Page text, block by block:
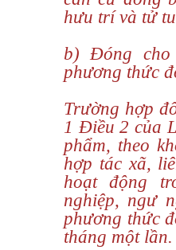
hưu trí và tử
b) Đóng cho
phương thức
Trường hợp
1 Điều 2 của
phẩm, theo
hợp tác xã,
hoạt động
nghiệp, ngư
phương thức
tháng một lần.